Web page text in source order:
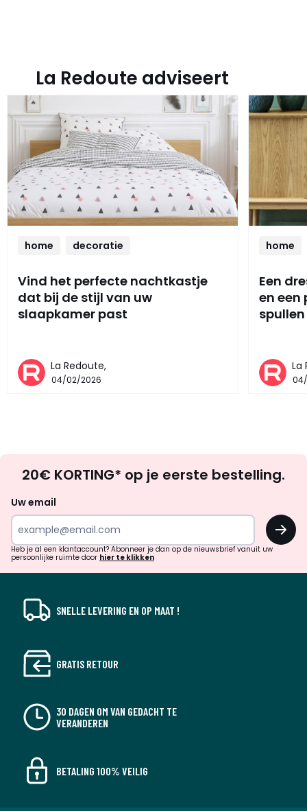
La Redoute adviseert
home decoratie
Vind het perfecte nachtkastje
dat bij de stijl van uw
slaapkamer past
La Redoute,
04/02/2026
home
Een
en een
spullen
La
zoek
inspiratie
verrassingen?
20€ KORTING* op je eerste bestelling.
Uw email
OK
Heb je al een klantaccount? Abonneer je dan op de nieuwsbrief vanuit uw
persoonlijke ruimte door hier te klikken
SNELLE LEVERING EN OP MAAT !
GRATIS RETOUR
30 DAGEN OM VAN GEDACHT TE
VERANDEREN
BETALING 100% VEILIG